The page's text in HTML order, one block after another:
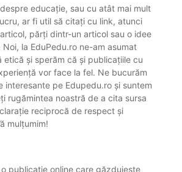
educație, sau cu atât mai mult
ar fi util să citați cu link, atunci
părți dintr-un articol sau o idee
la EduPedu.ro ne-am asumat
etică și sperăm că și publicațiile cu
vor face la fel. Ne bucurăm
interesante pe Edupedu.ro și suntem
rugămintea noastră de a cita sursa
reciprocă de respect și
mulțumim!
publicație online care găzduiește